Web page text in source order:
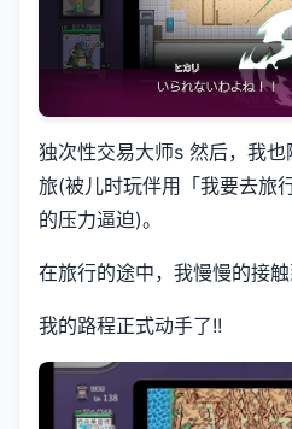
独次性交易大师s 然后，我
旅(被儿时玩伴用「我要去旅
的压力逼迫)。
在旅行的途中，我慢慢的接
我的路程正式动手了!!